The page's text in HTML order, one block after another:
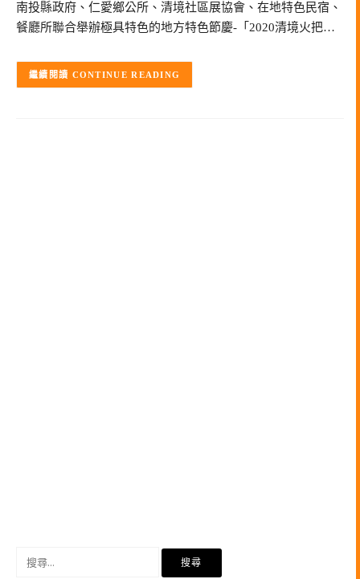
南投縣政府、仁愛鄉公所、清境社區展協會、在地特色民宿、
餐廳所聯合舉辦極具特色的地方特色節慶-「2020清境火把…
CONTINUE READING